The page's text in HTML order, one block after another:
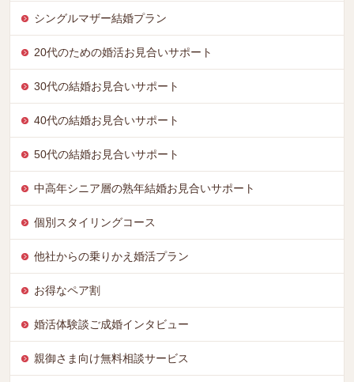
シングルマザー結婚プラン
20代のための婚活お見合いサポート
30代の結婚お見合いサポート
40代の結婚お見合いサポート
50代の結婚お見合いサポート
中高年シニア層の熟年結婚お見合いサポート
個別スタイリングコース
他社からの乗りかえ婚活プラン
お得なペア割
婚活体験談ご成婚インタビュー
親御さま向け無料相談サービス